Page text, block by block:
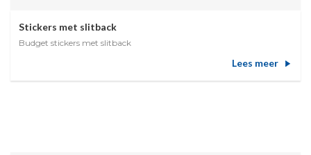
Stickers met slitback
Budget stickers met slitback
Lees meer